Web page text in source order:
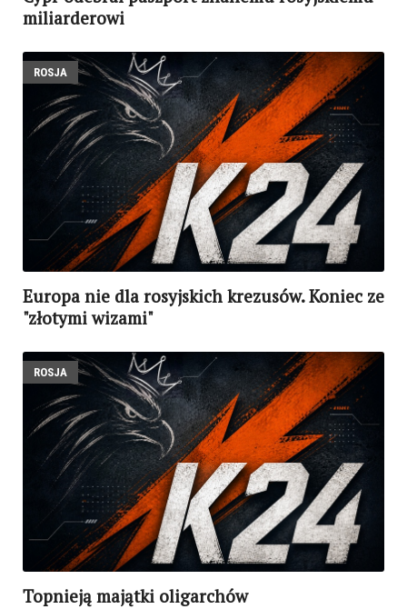
miliarderowi
ROSJA
Europa nie dla rosyjskich krezusów. Koniec ze
"złotymi wizami"
ROSJA
Topnieją majątki oligarchów